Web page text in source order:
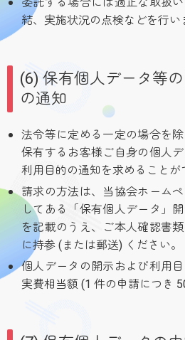
結、実施状況の点検などを行い
(6) 保有個人データ等
の通知
法令等に定める一定の場合を
保有するお客様ご自身の個人
利用目的の通知を求めることが
請求の方法は、当協会ホーム
してある「保有個人データ」
を記載のうえ、ご本人確認書
に持参 (または郵送) ください。
個人データの開示および利用
実費相当額 (1 件の申請につき